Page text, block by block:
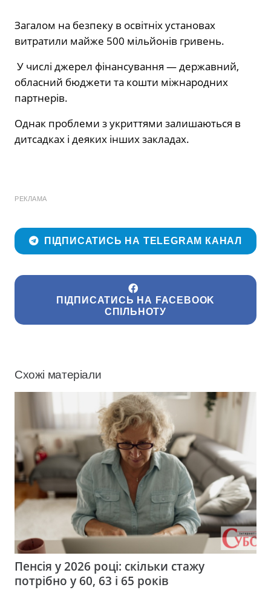
Загалом на безпеку в освітніх установах
витратили майже 500 мільйонів гривень.
У числі джерел фінансування — державний,
обласний бюджети та кошти міжнародних
партнерів.
Однак проблеми з укриттями залишаються в
дитсадках і деяких інших закладах.
РЕКЛАМА
ПІДПИСАТИСЬ НА TELEGRAM КАНАЛ
ПІДПИСАТИСЬ НА FACEBOOK
СПІЛЬНОТУ
Схожі матеріали
Пенсія у 2026 році: скільки стажу
потрібно у 60, 63 і 65 років